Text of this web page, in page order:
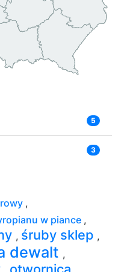
5
3
,
w piance ,
, śruby sklep ,
dewalt ,
otwornica